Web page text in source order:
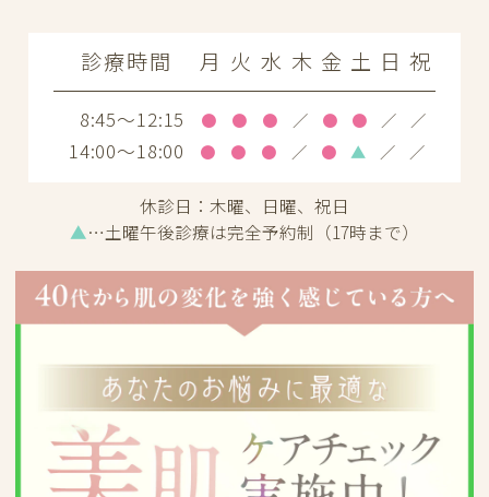
診療時間 月 火 水 木 金 土 日 祝
8:45～12:15 ● ● ● ／ ● ● ／ ／
14:00～18:00 ● ● ● ／ ● ▲ ／ ／
休診日： 木曜、日曜、祝日
▲…土曜午後診療は完全予約制（17時まで）